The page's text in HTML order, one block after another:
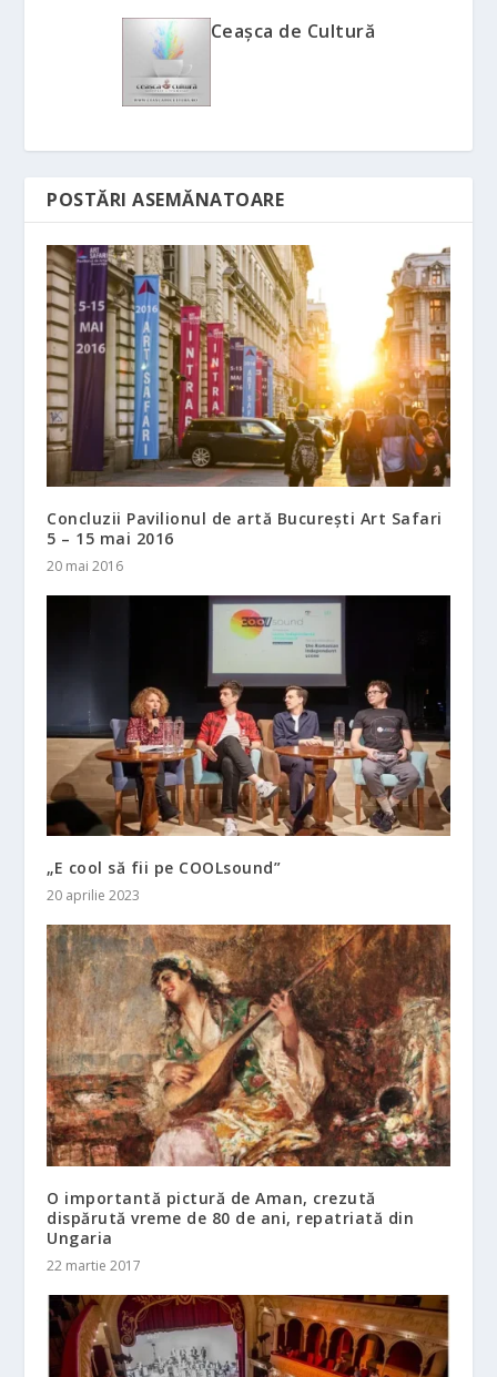
Ceașca de Cultură
POSTĂRI ASEMĂNATOARE
Concluzii Pavilionul de artă București Art Safari
5 – 15 mai 2016
20 mai 2016
„E cool să fii pe COOLsound”
20 aprilie 2023
O importantă pictură de Aman, crezută
dispărută vreme de 80 de ani, repatriată din
Ungaria
22 martie 2017